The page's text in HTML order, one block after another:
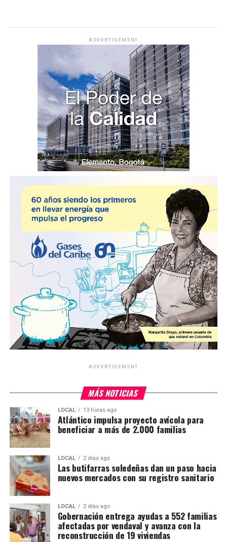
ADVERTISEMENT
ADVERTISEMENT
MÁS NOTICIAS
LOCAL 13 horas ago
Atlántico impulsa proyecto avícola para
beneficiar a más de 2.000 familias
LOCAL 2 días ago
Las butifarras soledeñas dan un paso hacia
nuevos mercados con su registro sanitario
LOCAL 2 días ago
Gobernación entrega ayudas a 552 familias
afectadas por vendaval y avanza con la
reconstrucción de 19 viviendas